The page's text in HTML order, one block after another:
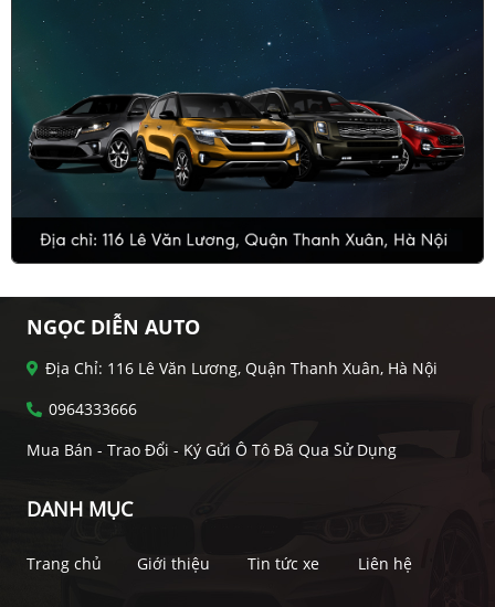
NGỌC DIỄN AUTO
Địa Chỉ: 116 Lê Văn Lương, Quận Thanh Xuân, Hà Nội
0964333666
Mua Bán - Trao Đổi - Ký Gửi Ô Tô Đã Qua Sử Dụng
DANH MỤC
Trang chủ Giới thiệu Tin tức xe Liên hệ